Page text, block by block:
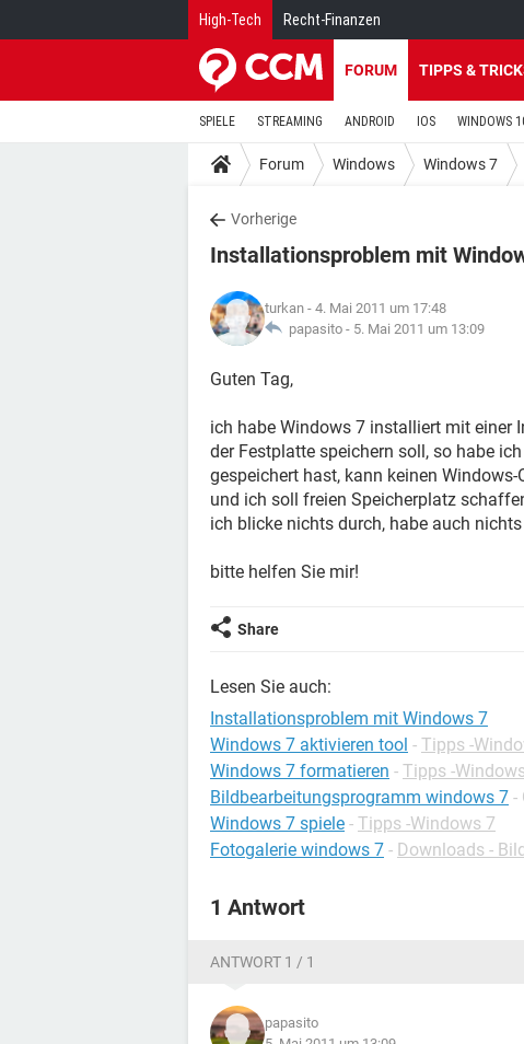
High-Tech Recht-Finanzen
FORUM TIPPS &
SPIELE STREAMING ANDROID IOS WINDOWS
Forum Windows Windows 7
Vorherige
Installationsproblem mit
turkan - 4. Mai 2011 um 17:48
papasito - 5. Mai 2011 um 13:09
Guten Tag,
ich habe Windows 7 installiert mit einer
der Festplatte speichern soll, so habe
gespeichert hast, kann keinen
und ich soll freien Speicherplatz
ich blicke nichts durch, habe auch
bitte helfen Sie mir!
Share
Lesen Sie auch:
Installationsproblem mit Windows 7
Windows 7 aktivieren tool - Tipps -
Windows 7 formatieren - Tipps -
Bildbearbeitungsprogramm windows 7 -
Windows 7 spiele - Tipps -Windows 7
Fotogalerie windows 7 - Downloads -
1 Antwort
ANTWORT 1 / 1
papasito